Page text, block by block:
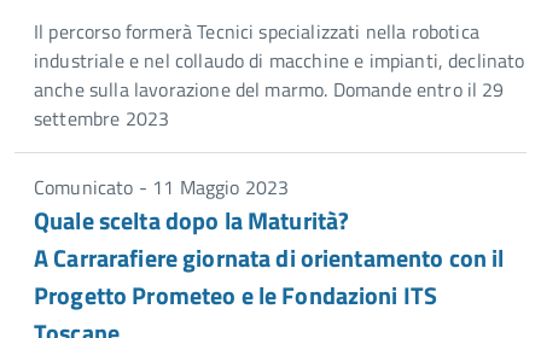
Il percorso formerà Tecnici specializzati nella robotica
industriale e nel collaudo di macchine e impianti, declinato
anche sulla lavorazione del marmo. Domande entro il 29
settembre 2023
Comunicato - 11 Maggio 2023
Quale scelta dopo la Maturità?
A Carrarafiere giornata di orientamento con il
Progetto Prometeo e le Fondazioni ITS